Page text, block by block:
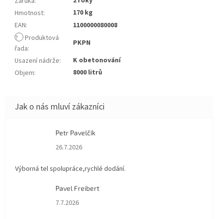
Hmotnost:
170 kg
EAN:
1100000080008
?
Produktová
řada:
PKPN
Usazení nádrže:
K obetonování
Objem: 8000 litrů
Petr Pavelčík
Hodnocení obchodu je 5 z 5 hvězdiček.
26.7.2026
Výborná tel spolupráce,rychlé dodání.
Pavel Freibert
Hodnocení obchodu je 5 z 5 hvězdiček.
7.7.2026